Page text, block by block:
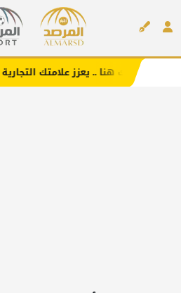
هنا .. يعزز علامتك التجارية ويجذب لك